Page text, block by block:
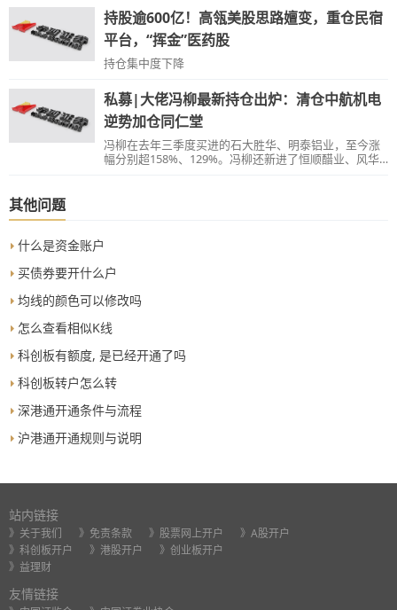
下账，份额未到账，或股份下账后，资金未到账，无法
在持仓里查询的情形，通过该栏目可查询，该栏目查询
到的资金或份额需实际到账后方可使用。例如：您认购
了科创板基金，封闭期为3年，持仓无法查询到份额，通
过该菜单即可查询该笔资产。
持股逾600亿！高瓴美股思路嬗变，重仓民宿
平台，“挥金”医药股
持仓集中度下降
私募|大佬冯柳最新持仓出炉：清仓中航机电
逆势加仓同仁堂
冯柳在去年三季度买进的石大胜华、明泰铝业，至今涨
幅分别超158%、129%。冯柳还新进了恒顺醋业、风华
其他问题
什么是资金账户
买债券要开什么户
均线的颜色可以修改吗
怎么查看相似K线
科创板有额度, 是已经开通了吗
科创板转户怎么转
深港通开通条件与流程
沪港通开通规则与说明
站内链接
》关于我们 》免责条款 》股票网上开户
》A股开户
》科创板开户
》港股开户
》创业板开户
》益理财
友情链接